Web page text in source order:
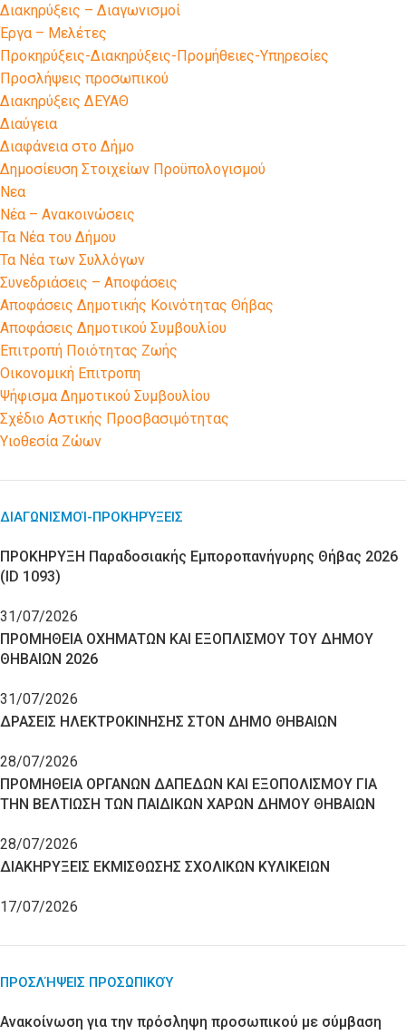
Διακηρύξεις – Διαγωνισμοί
Έργα – Μελέτες
Προκηρύξεις-Διακηρύξεις-Προμήθειες-Υπηρεσίες
Προσλήψεις προσωπικού
Διακηρύξεις ΔΕΥΑΘ
Διαύγεια
Διαφάνεια στο Δήμο
Δημοσίευση Στοιχείων Προϋπολογισμού
Νεα
Νέα – Ανακοινώσεις
Τα Νέα του Δήμου
Τα Νέα των Συλλόγων
Συνεδριάσεις – Αποφάσεις
Αποφάσεις Δημοτικής Κοινότητας Θήβας
Αποφάσεις Δημοτικού Συμβουλίου
Επιτροπή Ποιότητας Ζωής
Οικονομική Επιτροπη
Ψήφισμα Δημοτικού Συμβουλίου
Σχέδιο Αστικής Προσβασιμότητας
Υιοθεσία Ζώων
ΔΙΑΓΩΝΙΣΜΟΊ-ΠΡΟΚΗΡΎΞΕΙΣ
ΠΡΟΚΗΡΥΞΗ Παραδοσιακής Εμποροπανήγυρης Θήβας 2026
(ID 1093)
31/07/2026
ΠΡΟΜΗΘΕΙΑ ΟΧΗΜΑΤΩΝ ΚΑΙ ΕΞΟΠΛΙΣΜΟΥ ΤΟΥ ΔΗΜΟΥ
ΘΗΒΑΙΩΝ 2026
31/07/2026
ΔΡΑΣΕΙΣ ΗΛΕΚΤΡΟΚΙΝΗΣΗΣ ΣΤΟΝ ΔΗΜΟ ΘΗΒΑΙΩΝ
28/07/2026
ΠΡΟΜΗΘΕΙΑ ΟΡΓΑΝΩΝ ΔΑΠΕΔΩΝ ΚΑΙ ΕΞΟΠΟΛΙΣΜΟΥ ΓΙΑ
ΤΗΝ ΒΕΛΤΙΩΣΗ ΤΩΝ ΠΑΙΔΙΚΩΝ ΧΑΡΩΝ ΔΗΜΟΥ ΘΗΒΑΙΩΝ
28/07/2026
ΔΙΑΚΗΡΥΞΕΙΣ ΕΚΜΙΣΘΩΣΗΣ ΣΧΟΛΙΚΩΝ ΚΥΛΙΚΕΙΩΝ
17/07/2026
ΠΡΟΣΛΉΨΕΙΣ ΠΡΟΣΩΠΙΚΟΎ
Ανακοίνωση για την πρόσληψη προσωπικού με σύμβαση